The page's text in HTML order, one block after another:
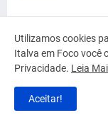
Utilizamos cookies
Italva em Foco você
Privacidade. Leia
Aceitar!